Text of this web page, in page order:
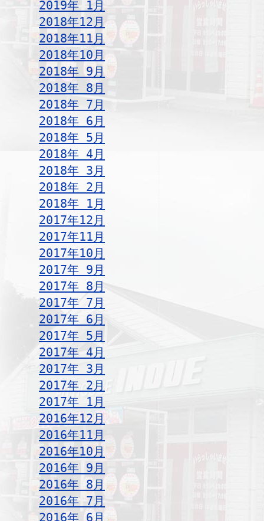
2019年 1月
2018年12月
2018年11月
2018年10月
2018年 9月
2018年 8月
2018年 7月
2018年 6月
2018年 5月
2018年 4月
2018年 3月
2018年 2月
2018年 1月
2017年12月
2017年11月
2017年10月
2017年 9月
2017年 8月
2017年 7月
2017年 6月
2017年 5月
2017年 4月
2017年 3月
2017年 2月
2017年 1月
2016年12月
2016年11月
2016年10月
2016年 9月
2016年 8月
2016年 7月
2016年 6月